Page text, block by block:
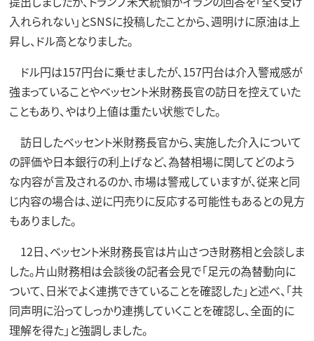
入れられない」とSNSに投稿したことから、週明けに原油は上
昇し、ドル高となりました。
ドル円は157円台に乗せましたが、157円台は介入警戒感が
強まっていることやベッセント米財務長官の訪日を控えていた
こともあり、やはり上値は重たい状態でした。
訪日したベッセント米財務長官から、実施した介入について
の評価や日本銀行の利上げなど、為替相場に関してどのよう
な内容が言及されるのか、市場は警戒していますが、従来と同
じ内容の場合は、逆に円売りに反応する可能性もあるとの見方
もありました。
12日、ベッセント米財務長官は片山さつき財務相と会談しま
した。片山財務相は会談後の記者会見で「足元の為替動向に
ついて、日米でよく連携できていることを確認した」と述べ、「共
同声明に沿ってしっかり連携していくことを確認し、全面的に
理解を得た」と強調しました。